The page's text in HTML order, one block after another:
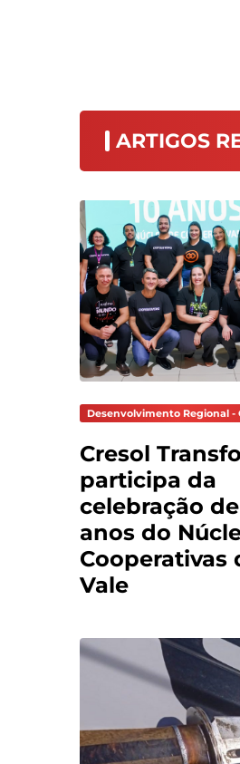
ARTIGOS
Desenvolvimento Regional -
Cresol
participa da
celebração de
anos do
Cooperativas
Vale